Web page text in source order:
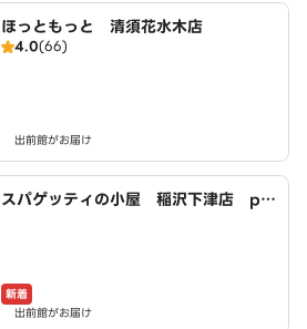
ほっともっと 清須花水木店
4.0(66)
出前館がお届け
スパゲッティの小屋 稲沢下津店 po
新着
出前館がお届け